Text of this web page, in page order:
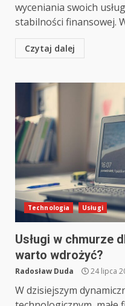
wyceniania swoich
stabilności finansowej.
Czytaj dalej
Technologia Usługi
Usługi w chmurze
warto wdrożyć?
Radosław Duda 24 lipca
W dzisiejszym